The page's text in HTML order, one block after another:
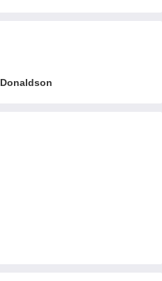
Donaldson